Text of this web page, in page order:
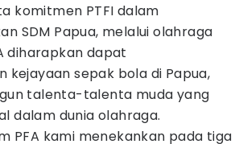
komitmen PTFI dalam
SDM Papua, melalui olahraga
diharapkan dapat
kejayaan sepak bola di Papua,
talenta-talenta muda yang
dalam dunia olahraga.
PFA kami menekankan pada tiga